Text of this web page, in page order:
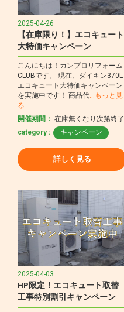
2025-04-26
【在庫限り！】エコキュート
大特価キャンペーン
こんにちは！カンプロリフォーム
CLUBです。 現在、ダイキン370L
エコキュート大特価キャンペーン
を実施中です！ 商品代…もっと見
る
開催期間： 在庫無くなり次第終了
category :
キャンペーン
詳しく見る
2025-04-03
HP限定！エコキュート取替
工事特別割引キャンペーン